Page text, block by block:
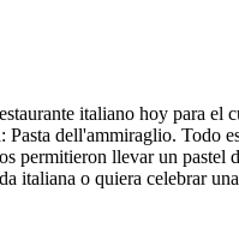
italiano hoy para
Pasta dell'ammiraglio. Todo
permitieron llevar un pastel
italiana o quiera celebrar